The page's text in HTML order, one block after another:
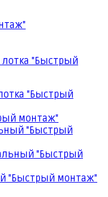
"Быстрый
"Быстрый
монтаж"
"Быстрый
"Быстрый
"Быстрый монтаж"